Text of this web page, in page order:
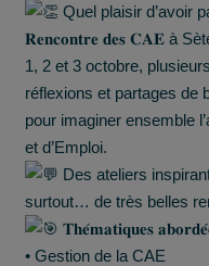
Quel plaisir d’avoir
𝐑𝐞𝐧𝐜𝐨𝐧𝐭𝐫𝐞 𝐝𝐞𝐬 𝐂𝐀𝐄 à
1, 2 et 3 octobre,
réflexions et partages de
pour imaginer ensemble
et d’Emploi.
Des ateliers
surtout… de très belles
𝐓𝐡𝐞́𝐦𝐚𝐭𝐢𝐪𝐮𝐞𝐬
• Gestion de la CAE